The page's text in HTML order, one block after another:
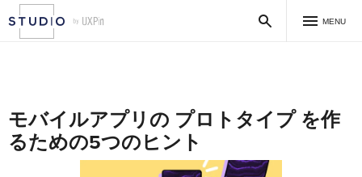
MENU
モバイルアプリの プロトタイプ を作
るための5つのヒント